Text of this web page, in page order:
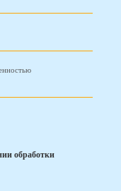
обработки